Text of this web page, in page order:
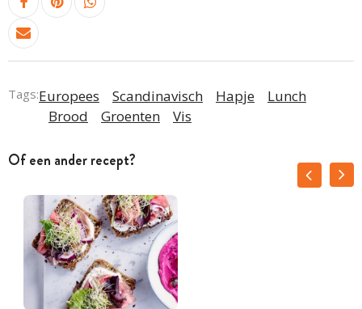
Tags:Europees Scandinavisch Hapje
Lunch
Brood
Groenten Vis
Of een ander recept?